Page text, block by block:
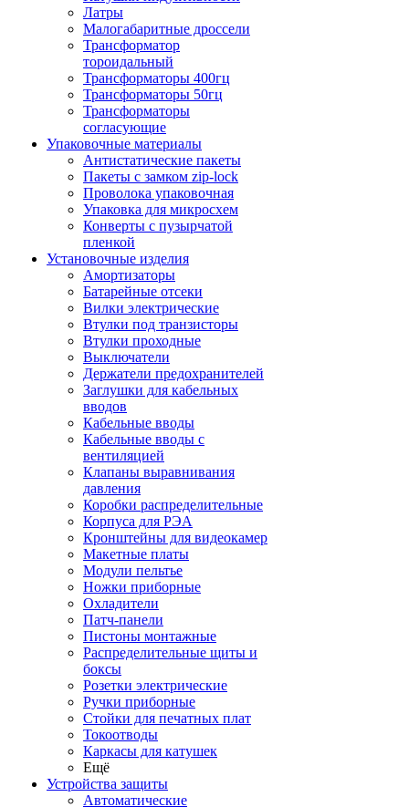
Латры
Малогабаритные дроссели
Трансформатор
тороидальный
Трансформаторы 400гц
Трансформаторы 50гц
Трансформаторы
согласующие
Упаковочные материалы
Антистатические пакеты
Пакеты с замком zip-lock
Проволока упаковочная
Упаковка для микросхем
Конверты с пузырчатой
пленкой
Установочные изделия
Амортизаторы
Батарейные отсеки
Вилки электрические
Втулки под транзисторы
Втулки проходные
Выключатели
Держатели предохранителей
Заглушки для кабельных
вводов
Кабельные вводы
Кабельные вводы с
вентиляцией
Клапаны выравнивания
давления
Коробки распределительные
Корпуса для РЭА
Кронштейны для видеокамер
Макетные платы
Модули пельтье
Ножки приборные
Охладители
Патч-панели
Пистоны монтажные
Распределительные щиты и
боксы
Розетки электрические
Ручки приборные
Стойки для печатных плат
Токоотводы
Каркасы для катушек
Ещё
Устройства защиты
Автоматические